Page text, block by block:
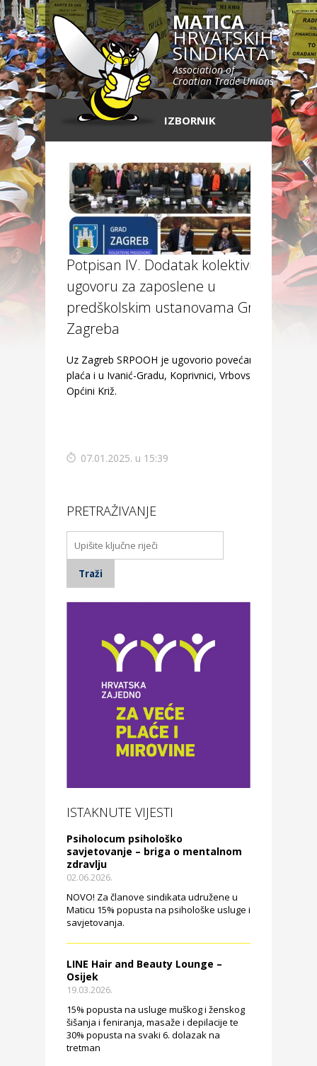
MATICA
HRVATSKIH
SINDIKATA
Association of
Croatian Trade Unions
IZBORNIK
Potpisan IV. Dodatak kolektivnom
ugovoru za zaposlene u
predškolskim ustanovama Grada
Zagreba
Uz Zagreb SRPOOH je ugovorio povećanje
plaća i u Ivanić-Gradu, Koprivnici, Vrbovskom i
Općini Križ.
07.01.2025. u 15:39
PRETRAŽIVANJE
ISTAKNUTE VIJESTI
Psiholocum psihološko
savjetovanje – briga o mentalnom
zdravlju
02.06.2026.
NOVO! Za članove sindikata udružene u
Maticu 15% popusta na psihološke usluge i
savjetovanja.
LINE Hair and Beauty Lounge –
Osijek
19.03.2026.
15% popusta na usluge muškog i ženskog
šišanja i feniranja, masaže i depilacije te
30% popusta na svaki 6. dolazak na
tretman